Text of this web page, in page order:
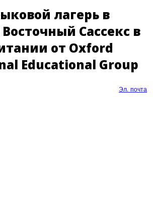
лагерь в
Сассекс в
от Oxford
Educational Group
Эл. почта